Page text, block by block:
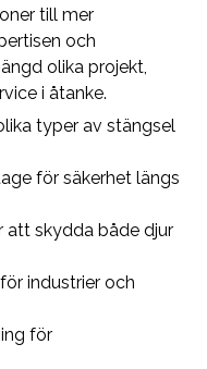
till mer
och
olika projekt,
i åtanke.
typer av stängsel
för säkerhet längs
skydda både djur
industrier och
för